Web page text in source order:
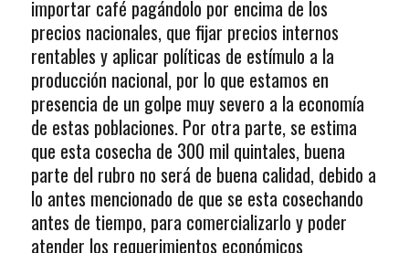
importar café pagándolo por encima de los
precios nacionales, que fijar precios internos
rentables y aplicar políticas de estímulo a la
producción nacional, por lo que estamos en
presencia de un golpe muy severo a la economía
de estas poblaciones. Por otra parte, se estima
que esta cosecha de 300 mil quintales, buena
parte del rubro no será de buena calidad, debido a
lo antes mencionado de que se esta cosechando
antes de tiempo, para comercializarlo y poder
atender los requerimientos económicos